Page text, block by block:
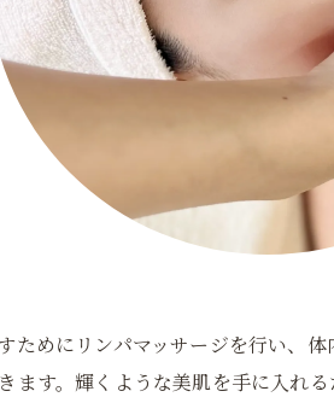
ためにリンパマッサージを行い、
す。輝くような美肌を手に入れ